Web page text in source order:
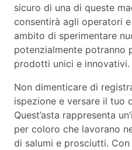
sicuro di una di queste
consentirà agli operatori
ambito di sperimentare
potenzialmente potranno
prodotti unici e innovativi.
Non dimenticare di
ispezione e versare il tuo
Quest’asta rappresenta
per coloro che lavorano
di salumi e prosciutti.